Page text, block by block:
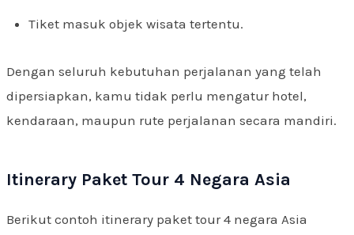
Tiket masuk objek wisata tertentu.
Dengan seluruh kebutuhan perjalanan yang telah
dipersiapkan, kamu tidak perlu mengatur hotel,
kendaraan, maupun rute perjalanan secara mandiri.
Itinerary Paket Tour 4 Negara Asia
Berikut contoh itinerary paket tour 4 negara Asia